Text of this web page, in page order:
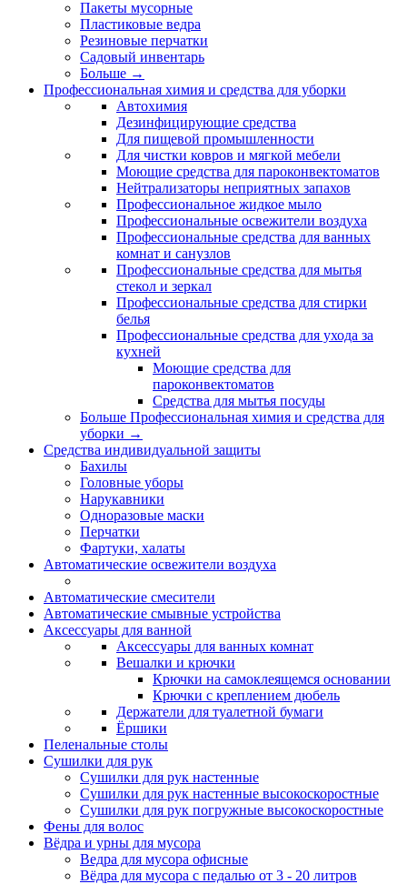
Пакеты мусорные
Пластиковые ведра
Резиновые перчатки
Садовый инвентарь
Больше →
Профессиональная химия и средства для уборки
Автохимия
Дезинфицирующие средства
Для пищевой промышленности
Для чистки ковров и мягкой мебели
Моющие средства для пароконвектоматов
Нейтрализаторы неприятных запахов
Профессиональное жидкое мыло
Профессиональные освежители воздуха
Профессиональные средства для ванных
комнат и санузлов
Профессиональные средства для мытья
стекол и зеркал
Профессиональные средства для стирки
белья
Профессиональные средства для ухода за
кухней
Моющие средства для
пароконвектоматов
Средства для мытья посуды
Больше Профессиональная химия и средства для
уборки →
Средства индивидуальной защиты
Бахилы
Головные уборы
Нарукавники
Одноразовые маски
Перчатки
Фартуки, халаты
Автоматические освежители воздуха
Автоматические смесители
Автоматические смывные устройства
Аксессуары для ванной
Аксессуары для ванных комнат
Вешалки и крючки
Крючки на самоклеящемся основании
Крючки с креплением дюбель
Держатели для туалетной бумаги
Ёршики
Пеленальные столы
Сушилки для рук
Сушилки для рук настенные
Сушилки для рук настенные высокоскоростные
Сушилки для рук погружные высокоскоростные
Фены для волос
Вёдра и урны для мусора
Ведра для мусора офисные
Вёдра для мусора с педалью от 3 - 20 литров